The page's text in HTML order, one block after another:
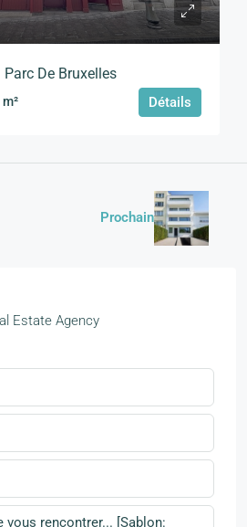
De Bruxelles
m² Détails
Prochain
Estate Agency